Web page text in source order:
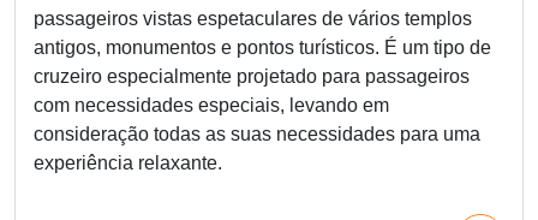
passageiros vistas espetaculares de vários templos
antigos, monumentos e pontos turísticos. É um tipo de
cruzeiro especialmente projetado para passageiros
com necessidades especiais, levando em
consideração todas as suas necessidades para uma
experiência relaxante.